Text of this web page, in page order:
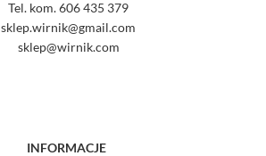
Tel. kom. 606 435 379
sklep.wirnik@gmail.com
sklep@wirnik.com
INFORMACJE